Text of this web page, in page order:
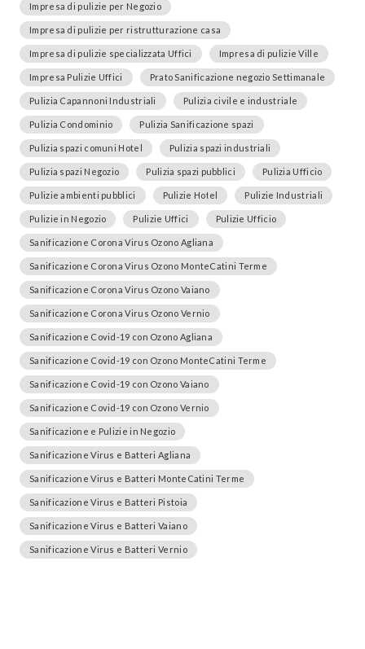
Impresa di pulizie per Negozio
Impresa di pulizie per ristrutturazione casa
Impresa di pulizie specializzata Uffici Impresa di pulizie Ville
Impresa Pulizie Uffici Prato Sanificazione negozio Settimanale
Pulizia Capannoni Industriali Pulizia civile e industriale
Pulizia Condominio Pulizia Sanificazione spazi
Pulizia spazi comuni Hotel Pulizia spazi industriali
Pulizia spazi Negozio Pulizia spazi pubblici Pulizia Ufficio
Pulizie ambienti pubblici Pulizie Hotel Pulizie Industriali
Pulizie in Negozio Pulizie Uffici Pulizie Ufficio
Sanificazione Corona Virus Ozono Agliana
Sanificazione Corona Virus Ozono MonteCatini Terme
Sanificazione Corona Virus Ozono Vaiano
Sanificazione Corona Virus Ozono Vernio
Sanificazione Covid-19 con Ozono Agliana
Sanificazione Covid-19 con Ozono MonteCatini Terme
Sanificazione Covid-19 con Ozono Vaiano
Sanificazione Covid-19 con Ozono Vernio
Sanificazione e Pulizie in Negozio
Sanificazione Virus e Batteri Agliana
Sanificazione Virus e Batteri MonteCatini Terme
Sanificazione Virus e Batteri Pistoia
Sanificazione Virus e Batteri Vaiano
Sanificazione Virus e Batteri Vernio